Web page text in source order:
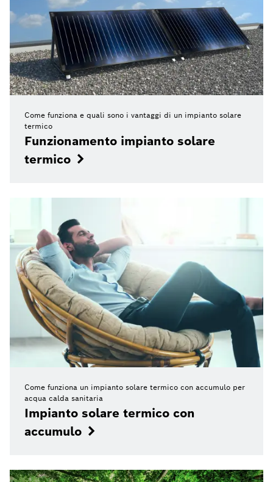
Come funziona e quali sono i vantaggi di un impianto solare
termico
Funzionamento impianto solare
termico
Come funziona un impianto solare termico con accumulo per
acqua calda sanitaria
Impianto solare termico con
accumulo